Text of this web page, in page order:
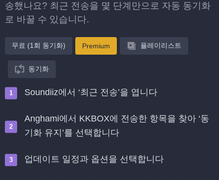
송했나요? 최근 전송을 몇 단계만으로 자동 동기화
로 바꿀 수 있습니다.
무료 (1회 동기화) Premium 플레이리스트
동기화
Soundiiz에서 ‘최근 전송’을 엽니다
Anghami에서 KKBOX에 전송한 항목을 찾아 ‘동
기화 유지’를 선택합니다
업데이트 일정과 옵션을 선택합니다